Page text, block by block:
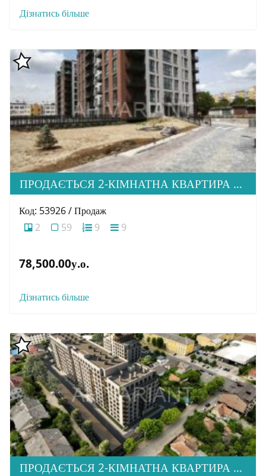
Дізнатись більше
ПРОДАЄТЬСЯ 2-КІМНАТНА КВАРТИРА В М. УЖГОРОД, ВУЛ. ТЛЕХАСА 19, ЖК “WEST TOWERS”
Код: 53926 / Продаж
2
59 9 9
78,500.00у.о.
Дізнатись більше
ПРОДАЄТЬСЯ 2-КІМНАТНА КВАРТИРА В НОВОМУ ЖК “ДІМ ДРУГЕТІВ”